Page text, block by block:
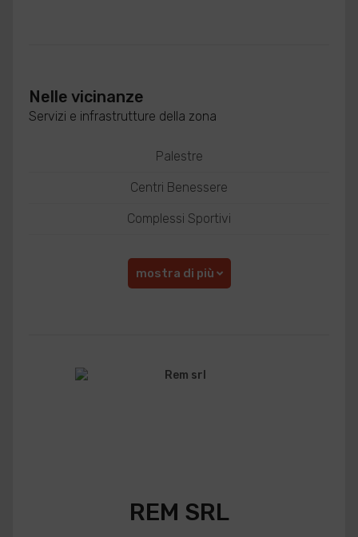
Nelle vicinanze
Servizi e infrastrutture della zona
Palestre
Centri Benessere
Complessi Sportivi
mostra di più
REM SRL